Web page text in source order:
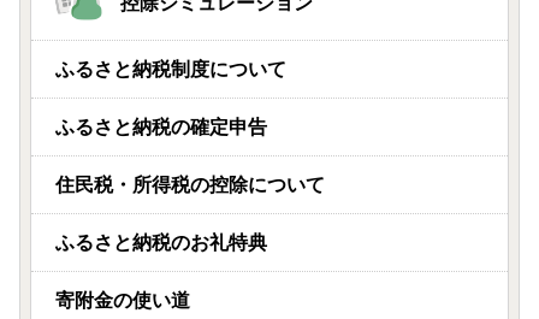
08月07日(金) 15時56分
福岡県八女市
＜道の駅たちばなオリジナル＞あまゆう大福詰
愛知県江南市
フルーツをくずで凍らせたアイス
ふるさと納税制度について
ふるさと納税の確定申告
住民税・所得税の控除について
ふるさと納税のお礼特典
寄附金の使い道